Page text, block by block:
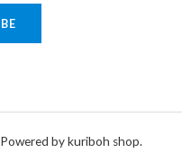
by kuriboh shop.